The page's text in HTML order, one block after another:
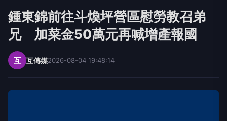
鍾東錦前往斗煥坪營區慰勞教召弟
兄 加菜金50萬元再喊增產報國
互 互傳媒2026-08-04 19:48:14